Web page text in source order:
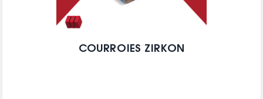
COURROIES ZIRKON